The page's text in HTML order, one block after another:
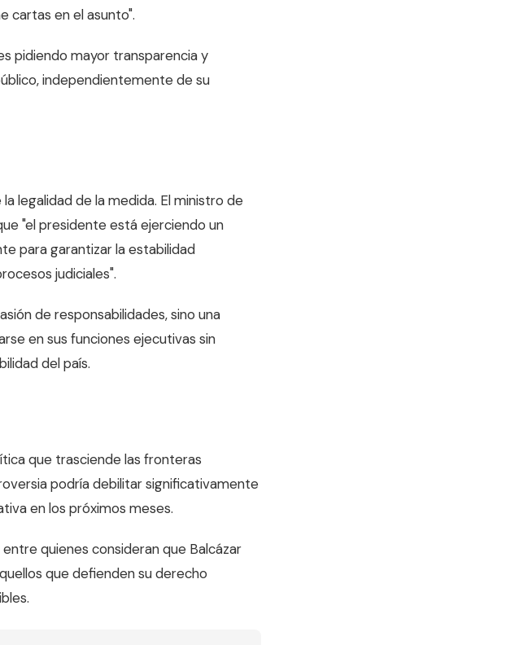
cartas en el asunto".
pidiendo mayor transparencia y
independientemente de su
legalidad de la medida. El ministro de
"el presidente está ejerciendo un
para garantizar la estabilidad
judiciales".
de responsabilidades, sino una
en sus funciones ejecutivas sin
del país.
que trasciende las fronteras
podría debilitar significativamente
en los próximos meses.
quienes consideran que Balcázar
que defienden su derecho